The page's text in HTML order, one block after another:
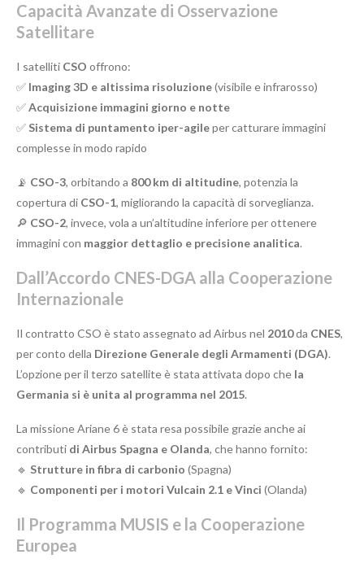
Capacità Avanzate di Osservazione
Satellitare
I satelliti CSO offrono:
✅ Imaging 3D e altissima risoluzione(visibile e infrarosso)
✅Acquisizione immagini giorno e notte
✅ Sistema di puntamento iper-agileper catturare immagini
complesse in modo rapido
📡 CSO-3, orbitando a 800 km di altitudine, potenzia la
copertura di CSO-1, migliorando la capacità di sorveglianza.
🔎 CSO-2, invece, vola a un’altitudine inferiore per ottenere
immagini con maggior dettaglio e precisione analitica.
Dall’Accordo CNES-DGA alla Cooperazione
Internazionale
Il contratto CSO è stato assegnato ad Airbus nel 2010da CNES,
per conto della Direzione Generale degli Armamenti (DGA).
L’opzione per il terzo satellite è stata attivata dopo che la
Germania si è unita al programma nel 2015.
La missione Ariane 6 è stata resa possibile grazie anche ai
contributi di Airbus Spagna e Olanda, che hanno fornito:
🔹 Strutture in fibra di carbonio (Spagna)
🔹 Componenti per i motori Vulcain 2.1 e Vinci (Olanda)
Il Programma MUSIS e la Cooperazione
Europea